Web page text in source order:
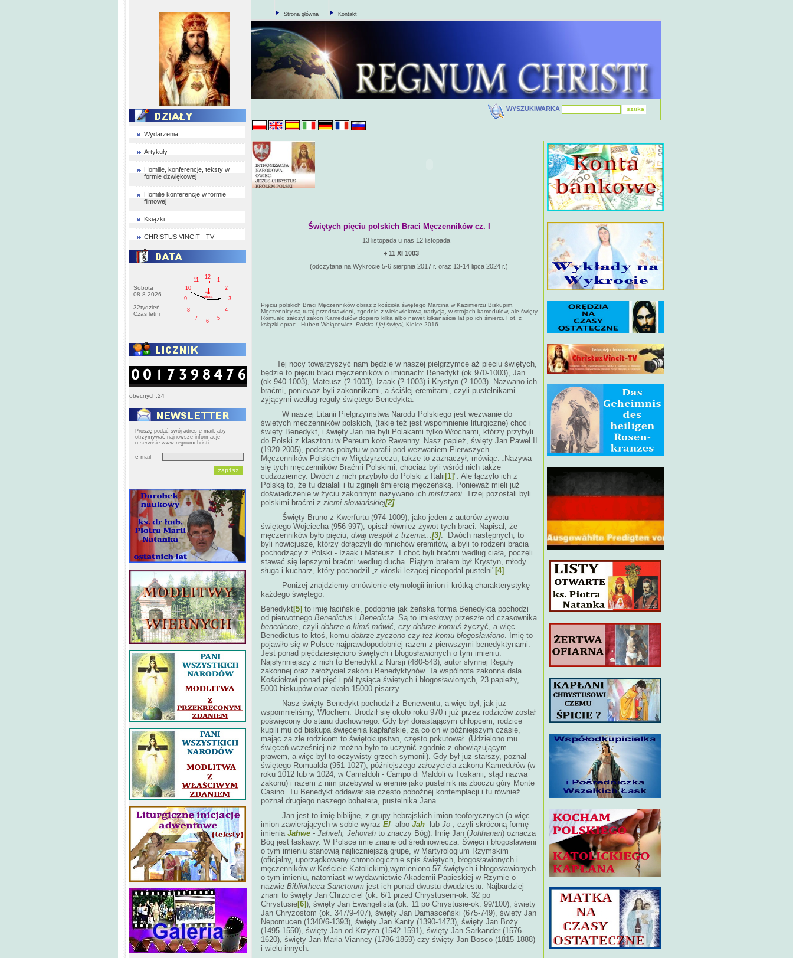
Wydarzenia
Artykuły
Homilie, konferencje, teksty w
formie dzwiękowej
Homilie konferencje w formie
filmowej
Książki
CHRISTUS VINCIT - TV
Sobota
08-8-2026
32tydzień
Czas letni
1
2
3
4
5
6
7
8
9
10
11
12
AM
sobota
obecnych:24
Proszę podać swój adres e-mail, aby
otrzymywać najnowsze informacje
o serwisie www.regnumchristi
e-mail
Strona główna Kontakt
WYSZUKIWARKA
Świętych pię­ciu pol­skich Bra­ci Mę­czen­ni­ków cz. I
13 listopada u nas 12 listopada
+ 11 XI 1003
(odczytana na Wykrocie 5-6 sierpnia 2017 r. oraz 13-14 lipca 2024 r.)
Pię­ciu pol­skich Bra­ci Mę­czen­ni­ków obraz z kościoła świętego Marcina w Kazimierzu Biskupim.
Męczennicy są tutaj przedstawieni, zgodnie z wielowiekową tradycją, w strojach kamedułów, ale święty
Romuald założył zakon Kamedułów dopiero kilka albo nawet kilkanaście lat po ich śmierci. Fot. z
książki oprac. Hubert Wołącewicz, Polska i jej święci, Kielce 2016.
Tej nocy towarzyszyć nam będzie w naszej pielgrzymce aż pięciu świętych,
będzie to pięciu braci męczenników o imionach: Benedykt (ok.970-1003), Jan
(ok.940-1003), Mateusz (?-1003), Izaak (?-1003) i Krystyn (?-1003). Nazwano ich
braćmi, ponieważ byli zakonnikami, a ściślej eremitami, czyli pustelnikami
żyjącymi według reguły świętego Benedykta.
W naszej Litanii Pielgrzymstwa Narodu Polskiego jest wezwanie do
świętych męczenników polskich, (takie też jest wspomnienie liturgiczne) choć i
święty Benedykt, i święty Jan nie byli Polakami tylko Włochami, którzy przybyli
do Polski z klasztoru w Pereum koło Rawenny. Nasz papież, święty Jan Paweł II
(1920-2005), podczas pobytu w parafii pod wezwaniem Pierwszych
Męczenników Polskich w Międzyrzeczu, także to zaznaczył, mówiąc: „Nazywa
się tych męczenników Braćmi Polskimi, chociaż byli wśród nich także
cudzoziemcy. Dwóch z nich przybyło do Polski z Italii [1]". Ale łączyło ich z
Polską to, że tu działali i tu zginęli śmiercią męczeńską. Ponieważ mieli już
doświadczenie w życiu zakonnym nazywano ich mistrzami. Trzej pozostali byli
polskimi braćmi z ziemi słowiańskiej[2].
Święty Bruno z Kwerfurtu (974-1009), jako jeden z autorów żywotu
świętego Wojciecha (956-997), opisał również żywot tych braci. Napisał, że
męczenników było pięciu, dwaj wespół z trzema...[3]. Dwóch następnych, to
byli nowicjusze, którzy dołączyli do mnichów eremitów, a byli to rodzeni bracia
pochodzący z Polski - Izaak i Mateusz. I choć byli braćmi według ciała, poczęli
stawać się lepszymi braćmi według ducha. Piątym bratem był Krystyn, młody
sługa i kucharz, który pochodził „z wioski leżącej nieopodal pustelni" [4] .
Poniżej znajdziemy omówienie etymologii imion i krótką charakterystykę
każdego świętego.
Benedykt[5] to imię łacińskie, podobnie jak żeńska forma Benedykta pochodzi
od pierwotnego Benedictus i Benedicta. Są to imiesłowy przeszłe od czasownika
benedicere, czyli dobrze o kimś mówić, czy dobrze komuś życzyć, a więc
Benedictus to ktoś, komu dobrze życzono czy też komu błogosławiono. Imię to
pojawiło się w Polsce najprawdopodobniej razem z pierwszymi benedyktynami.
Jest ponad pięćdziesięcioro świętych i błogosławionych o tym imieniu.
Najsłynniejszy z nich to Benedykt z Nursji (480-543), autor słynnej Reguły
zakonnej oraz założyciel zakonu Benedyktynów. Ta wspólnota zakonna dała
Kościołowi ponad pięć i pół tysiąca świętych i błogosławionych, 23 papieży,
5000 biskupów oraz około 15000 pisarzy.
Nasz święty Benedykt pochodził z Benewentu, a więc był, jak już
wspomnieliśmy, Włochem. Urodził się około roku 970 i już przez rodziców został
poświęcony do stanu duchownego. Gdy był dorastającym chłopcem, rodzice
kupili mu od biskupa święcenia kapłańskie, za co on w późniejszym czasie,
mając za złe rodzicom to świętokupstwo, często pokutował. (Udzielono mu
święceń wcześniej niż można było to uczynić zgodnie z obowiązującym
prawem, a więc był to oczywisty grzech symonii). Gdy był już starszy, poznał
świętego Romualda (951-1027), późniejszego założyciela zakonu Kamedułów (w
roku 1012 lub w 1024, w Camaldoli - Campo di Maldoli w Toskanii; stąd nazwa
zakonu) i razem z nim przebywał w eremie jako pustelnik na zboczu góry Monte
Casino. Tu Benedykt oddawał się często pobożnej kontemplacji i tu również
poznał drugiego naszego bohatera, pustelnika Jana.
Jan jest to imię biblijne, z grupy hebrajskich imion teoforycznych (a więc
imion zawierających w sobie wyraz El- albo Jah- lub Jo-, czyli skróconą formę
imienia Jahwe - Jahveh, Jehovah to znaczy Bóg). Imię Jan (Johhanan) oznacza
Bóg jest łaskawy. W Polsce imię znane od średniowiecza. Święci i błogosławieni
o tym imieniu stanowią najliczniejszą grupę, w Martyrologium Rzymskim
(oficjalny, uporządkowany chronologicznie spis świętych, błogosławionych i
męczenników w Kościele Katolickim),wymieniono 57 świętych i błogosławionych
o tym imieniu, natomiast w wydawnictwie Akademii Papieskiej w Rzymie o
nazwie Bibliotheca Sanctorum jest ich ponad dwustu dwudziestu. Najbardziej
znani to święty Jan Chrzciciel (ok. 6/1 przed Chrystusem-ok. 32 po
Chrystusie[6]), święty Jan Ewangelista (ok. 11 po Chrystusie-ok. 99/100), święty
Jan Chryzostom (ok. 347/9-407), święty Jan Damasceński (675-749), święty Jan
Nepomucen (1340/6-1393), święty Jan Kanty (1390-1473), święty Jan Boży
(1495-1550), święty Jan od Krzyża (1542-1591), święty Jan Sarkander (1576-
1620), święty Jan Maria Vianney (1786-1859) czy święty Jan Bosco (1815-1888)
i wielu innych.